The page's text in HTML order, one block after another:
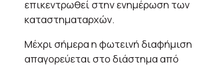
επικεντρωθεί στην ενημέρωση των
καταστηματαρχών.
Μέχρι σήμερα η φωτεινή διαφήμιση
απαγορεύεται στο διάστημα από